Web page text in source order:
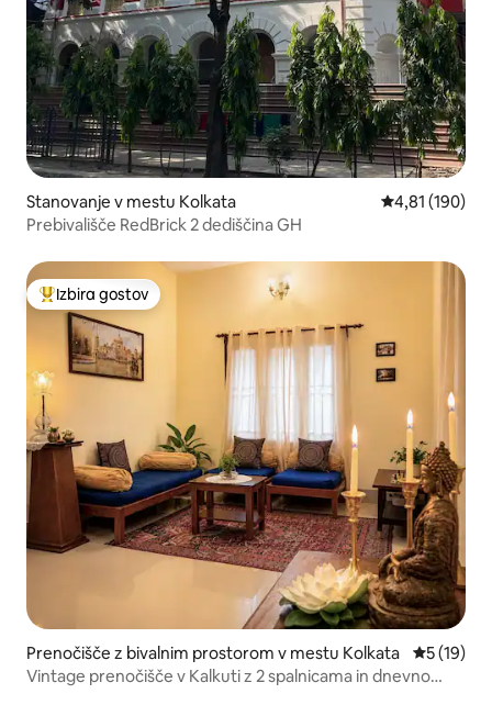
Stanovanje v mestu Kolkata Povprečna
4,81 (190)
Prebivališče RedBrick 2 dediščina GH
Najbolj priljubljena prenočišča z značko »Izbira gostov«
Izbira gostov
Prenočišče z bivalnim prostorom v mestu Kolkata
5 (19)
Vintage prenočišče v Kalkuti z 2 spalnicama in dnevno